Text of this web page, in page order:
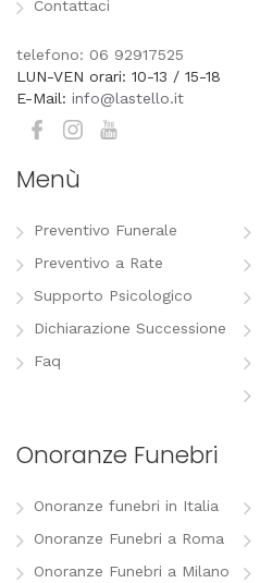
Contattaci
telefono: 06 92917525
LUN-VEN orari: 10-13 / 15-18
E-Mail: info@lastello.it
Menù
Preventivo Funerale
Preventivo a Rate
Supporto Psicologico
Dichiarazione Successione
Faq
Onoranze Funebri
Onoranze funebri in Italia
Onoranze Funebri a Roma
Onoranze Funebri a Milano